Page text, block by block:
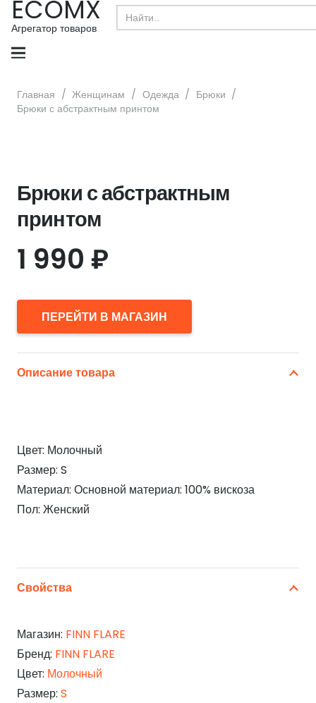
ECOMX
Агрегатор товаров
Search
for:
Главная / Женщинам / Одежда / Брюки /
Брюки с абстрактным принтом
Брюки с абстрактным
принтом
1 990 ₽
ПЕРЕЙТИ В МАГАЗИН
Описание товара
Цвет: Молочный
Размер: S
Материал: Основной материал: 100% вискоза
Пол: Женский
Свойства
Магазин: FINN FLARE
Бренд: FINN FLARE
Цвет: Молочный
Размер: S